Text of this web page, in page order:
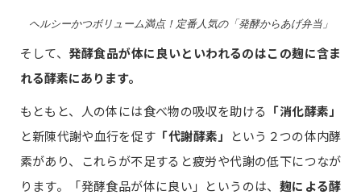
ヘルシーかつボリューム満点！定番人気の「発酵からあげ弁当」
そして、 発酵食品が体に良いといわれるのはこの麹に含ま
れる酵素にあります。
もともと、人の体には食べ物の吸収を助ける 「消化酵素」
と新陳代謝や血行を促す 「代謝酵素」
という２つの体内酵
素があり、これらが不足すると疲労や代謝の低下につなが
ります。「発酵食品が体に良い」というのは、 麹による酵